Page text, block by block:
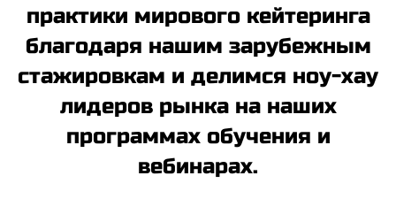
практики мирового кейтеринга
благодаря нашим зарубежным
стажировкам и делимся ноу-хау
лидеров рынка на наших
программах обучения и
вебинарах.